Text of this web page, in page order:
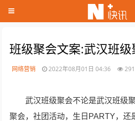
班级聚会文案:武汉班级
网络营销 2022年08月01日 04:36 291
武汉班级聚会不论是武汉班级
聚会，社团活动，生日PARTY，还